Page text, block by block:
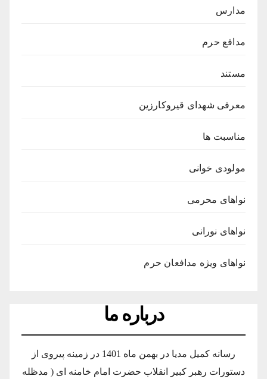
مدارس
مدافع حرم
مستند
معرفی شهدای قیروکارزین
مناسبت ها
مولودی خوانی
نواهای محرمی
نواهای نورانی
نواهای ویژه مدافعان حرم
درباره ما
رسانه کمیل مدیا در بهمن ماه 1401 در زمینه پیروی از
دستورات رهبر کبیر انقلاب حضرت امام خامنه ای ( مدظله